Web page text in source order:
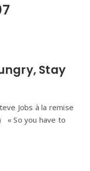
Stay
Jobs à la remise
« So you have to